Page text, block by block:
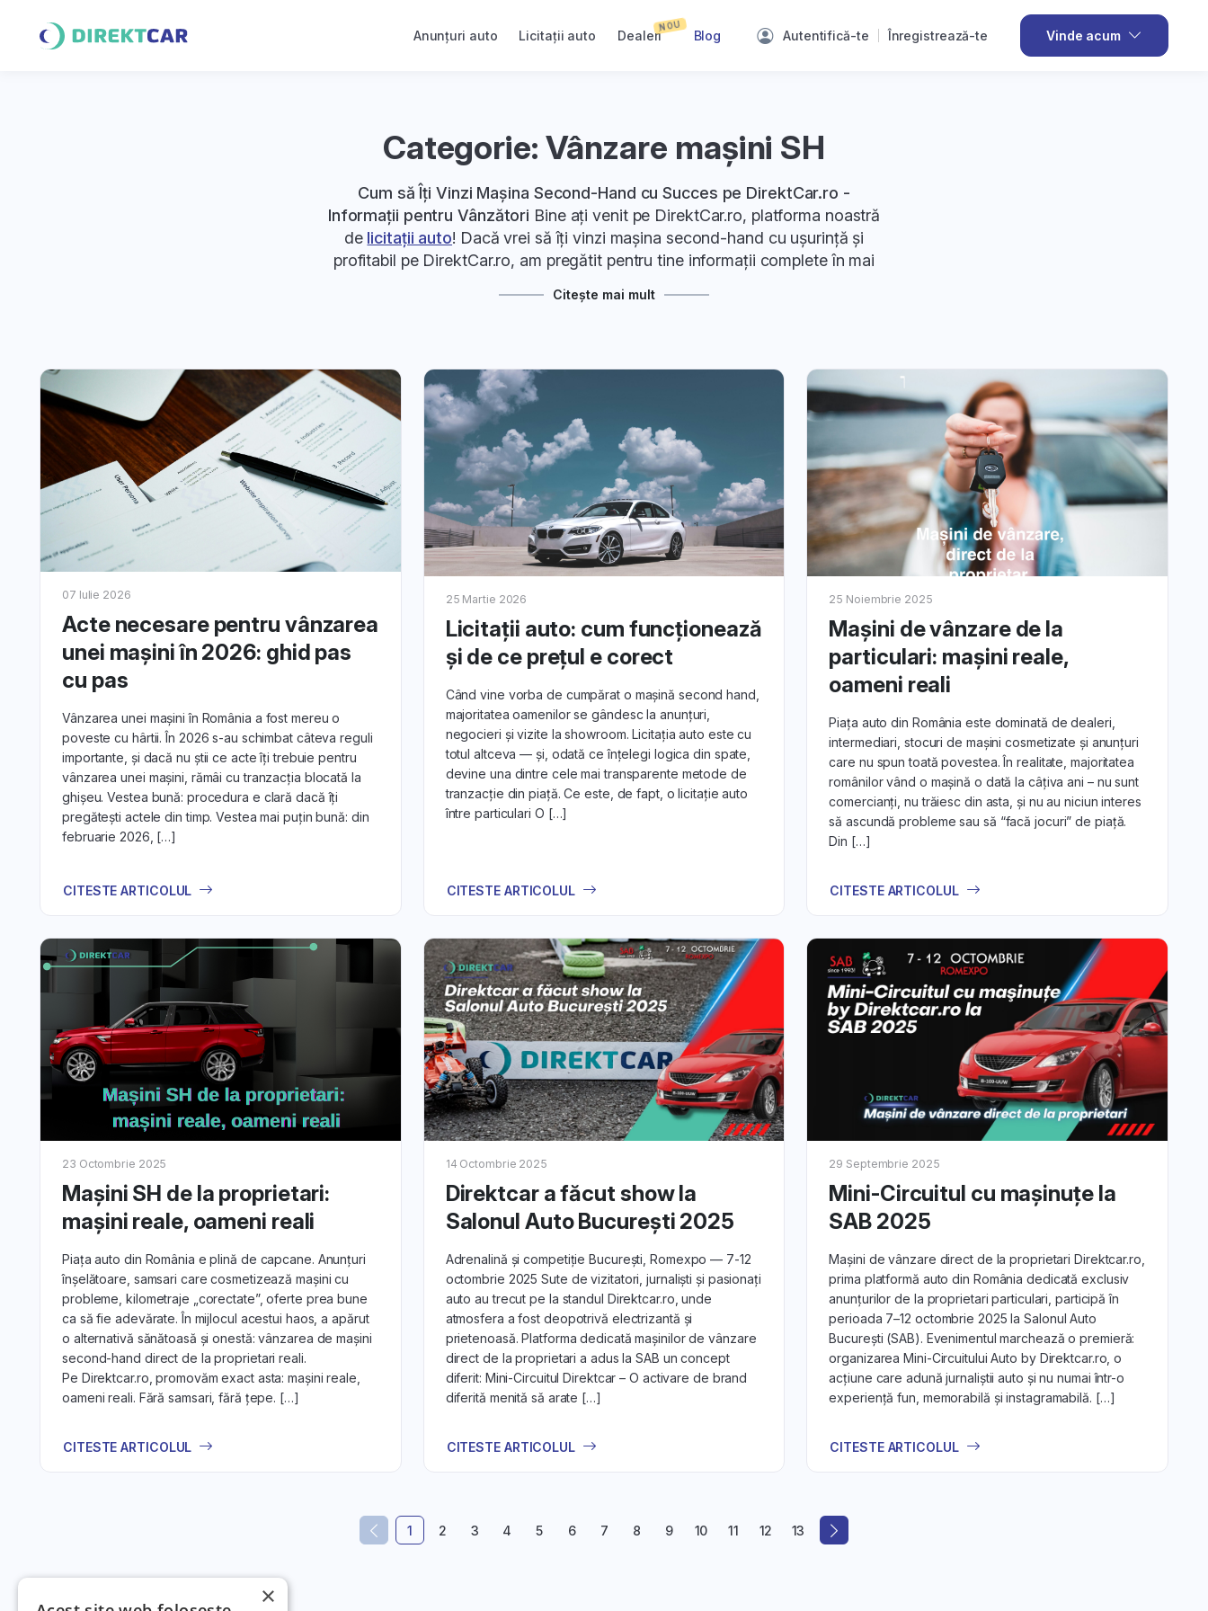
Anunțuri auto Licitații auto Dealeri
NOU
Blog Autentifică-te Înregistrează-te Vinde acum
Categorie: Vânzare maşini SH
Cum să Îți Vinzi Mașina Second-Hand cu Succes pe DirektCar.ro -
Informații pentru Vânzători Bine ați venit pe DirektCar.ro, platforma noastră
de licitații auto! Dacă vrei să îți vinzi mașina second-hand cu ușurință și
profitabil pe DirektCar.ro, am pregătit pentru tine informații complete în mai
obține prețul corect pentru vehiculul tău.
Învață cum să îți înregistrezi mașina și să creezi un anunț atrăgător. În articole
îți vom explica cum să evidențiezi aspectele cheie și să atragi atenția
potențialilor cumpărători.
2. Pregătirea Mașinii SH pentru Vânzare:
Descoperă sfaturile noastre despre cum să pregătești mașina pentru
prezentare. De la curățenie la întreținere, află ce faci pentru a impresiona
potențialii cumpărători.
3. Setarea Prețului Corect:
mașina ta SH. Află cum să ții cont de factori precum kilometrajul, starea
tehnică și opțiunile suplimentare.
4. Interacțiunea cu Potențialii Cumpărători:
Aflǎ cum să gestionezi interacțiunile cu potențialii cumpărători, inclusiv
răspunsurile la întrebări frecvente și programarea probelor de conducere.
5. Procesul de Licitare și Vânzare:
Înțelege etapele procesului de licitare și vânzare
pe DirektCar.ro. Îți aratăm
cum să optimizezi prezența mașinii tale în licitații pentru a atrage oferte
Află pașii finali pentru finalizarea tranzacției.
7. Asistență și Resurse Adiționale:
Echipa noastră de asistență este mereu pregătită să te ajute. Descoperă cum
să beneficiezi de resursele suplimentare pentru a-ți maximiza succesul în
procesul de vânzare.
Prin urmare, începe să-ți vinzi mașina second-hand cu încredere peDirektCar.ro
informațiile pas cu pas pentru o experiență de vânzare eficientă și fără stres.
Citește mai mult
07 Iulie 2026
Acte necesare pentru vânzarea
unei mașini în 2026: ghid pas
cu pas
Vânzarea unei mașini în România a fost mereu o
poveste cu hârtii. În 2026 s-au schimbat câteva reguli
importante, și dacă nu știi ce acte îți trebuie pentru
vânzarea unei maşini, rămâi cu tranzacția blocată la
ghișeu. Vestea bună: procedura e clară dacă îți
pregătești actele din timp. Vestea mai puțin bună: din
februarie 2026, […]
CITESTE ARTICOLUL
25 Martie 2026
Licitații auto: cum funcționează
și de ce prețul e corect
Când vine vorba de cumpărat o mașină second hand,
majoritatea oamenilor se gândesc la anunțuri,
negocieri și vizite la showroom. Licitația auto este cu
totul altceva — și, odată ce înțelegi logica din spate,
devine una dintre cele mai transparente metode de
tranzacție din piață. Ce este, de fapt, o licitație auto
între particulari O […]
CITESTE ARTICOLUL
25 Noiembrie 2025
Mașini de vânzare de la
particulari: mașini reale,
oameni reali
Piața auto din România este dominată de dealeri,
intermediari, stocuri de mașini cosmetizate și anunțuri
care nu spun toată povestea. În realitate, majoritatea
românilor vând o mașină o dată la câțiva ani – nu sunt
comercianți, nu trăiesc din asta, și nu au niciun interes
să ascundă probleme sau să “facă jocuri” de piață.
Din […]
CITESTE ARTICOLUL
23 Octombrie 2025
Mașini SH de la proprietari:
mașini reale, oameni reali
Piața auto din România e plină de capcane. Anunțuri
înșelătoare, samsari care cosmetizează mașini cu
probleme, kilometraje „corectate”, oferte prea bune
ca să fie adevărate. În mijlocul acestui haos, a apărut
o alternativă sănătoasă și onestă: vânzarea de mașini
second-hand direct de la proprietari reali.
Pe Direktcar.ro, promovăm exact asta: mașini reale,
oameni reali. Fără samsari, fără țepe. […]
CITESTE ARTICOLUL
14 Octombrie 2025
Direktcar a făcut show la
Salonul Auto București 2025
Adrenalină și competiție București, Romexpo — 7-12
octombrie 2025 Sute de vizitatori, jurnaliști și pasionați
auto au trecut pe la standul Direktcar.ro, unde
atmosfera a fost deopotrivă electrizantă și
prietenoasă. Platforma dedicată mașinilor de vânzare
direct de la proprietari a adus la SAB un concept
diferit: Mini-Circuitul Direktcar – O activare de brand
diferitǎ menitǎ sǎ arate […]
CITESTE ARTICOLUL
29 Septembrie 2025
Mini-Circuitul cu maşinuțe la
SAB 2025
Mașini de vânzare direct de la proprietari Direktcar.ro,
prima platformă auto din România dedicată exclusiv
anunțurilor de la proprietari particulari, participă în
perioada 7–12 octombrie 2025 la Salonul Auto
București (SAB). Evenimentul marchează o premieră:
organizarea Mini-Circuitului Auto by Direktcar.ro, o
acțiune care adună jurnaliștii auto și nu numai într-o
experiență fun, memorabilă și instagramabilă. […]
CITESTE ARTICOLUL
1 2 3 4 5 6 7 8 9 10 11 12 13
×